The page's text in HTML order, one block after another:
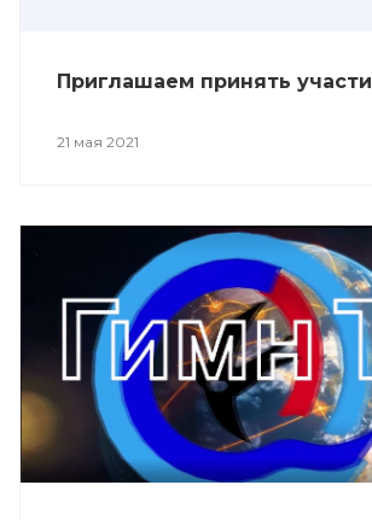
Приглашаем принять
21 мая 2021